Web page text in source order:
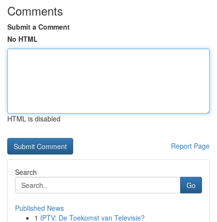
Comments
Submit a Comment
No HTML
HTML is disabled
Report Page
Search
Go
Published News
1 IPTV: De Toekomst van Televisie?